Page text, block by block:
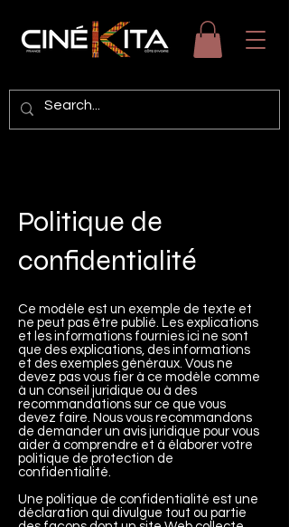
Politique de
confidentialité
Ce modèle est un exemple de texte et
ne peut pas être publié. Les explications
et les informations fournies ici ne sont
que des explications, des informations
et des exemples généraux. Vous ne
devez pas vous fier à ce modèle comme
à un conseil juridique ou à des
recommandations sur ce que vous
devez faire. Nous vous recommandons
de demander un avis juridique pour vous
aider à comprendre et à élaborer votre
politique de protection de
confidentialité.
Une politique de confidentialité est une
déclaration qui divulgue tout ou partie